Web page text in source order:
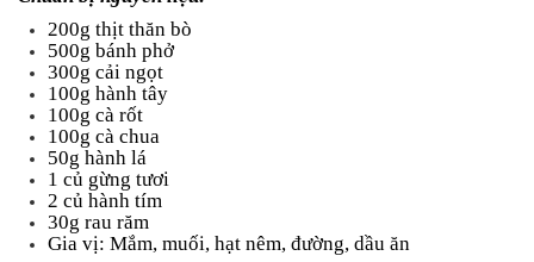
khỏe
toàn
Bé
tắm
Bé
chơi
mà
học
200g thịt thăn bò
500g bánh phở
300g cải ngọt
100g hành tây
100g cà rốt
100g cà chua
50g hành lá
1 củ gừng tươi
2 củ hành tím
30g rau răm
Gia vị: Mắm, muối, hạt nêm, đường, dầu ăn